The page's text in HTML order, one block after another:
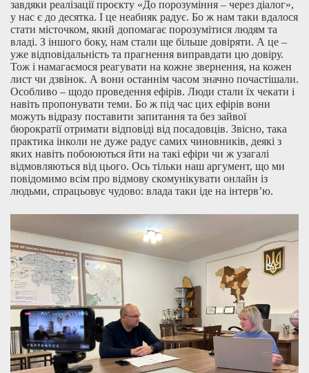
завдяки реалізації проєкту «До порозуміння – через діалог»,
у нас є до десятка. І це неабияк радує. Бо ж нам таки вдалося
стати місточком, який допомагає порозумітися людям та
владі. З іншого боку, нам стали ще більше довіряти. А це –
уже відповідальність та прагнення виправдати цю довіру.
Тож і намагаємося реагувати на кожне звернення, на кожен
лист чи дзвінок. А вони останнім часом значно почастішали.
Особливо – щодо проведення ефірів. Люди стали їх чекати і
навіть пропонувати теми. Бо ж під час цих ефірів вони
можуть відразу поставити запитання та без зайвої
бюрократії отримати відповіді від посадовців. Звісно, така
практика інколи не дуже радує самих чиновників, деякі з
яких навіть побоюються йти на такі ефіри чи ж узагалі
відмовляються від цього. Ось тільки наш аргумент, що ми
повідомимо всім про відмову скомунікувати онлайн із
людьми, спрацьовує чудово: влада таки іде на інтерв’ю.